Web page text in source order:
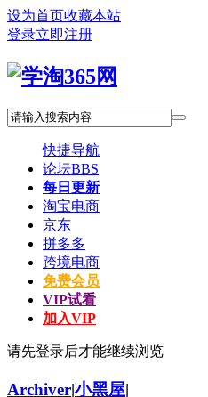
设为首页收藏本站
登录立即注册
快捷导航
论坛BBS
每日更新
淘宝电商
京东
拼多多
跨境电商
免费会员
VIP试看
加入VIP
请先登录后才能继续浏览
Archiver|小黑屋|